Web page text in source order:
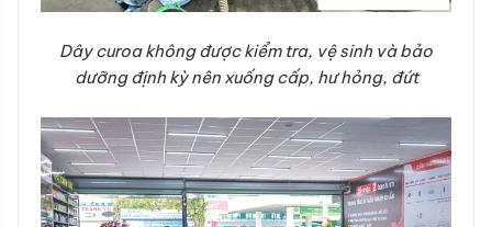
Dây curoa không được kiểm tra, vệ sinh và bảo
dưỡng định kỳ nên xuống cấp, hư hỏng, đứt